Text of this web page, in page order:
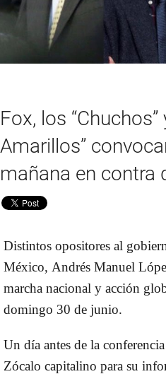
Fox, los
Amarillos”
mañana en contra
Distintos opositores al
México, Andrés Manuel
marcha nacional y acción
domingo 30 de junio.
Un día antes de la
Zócalo capitalino para su